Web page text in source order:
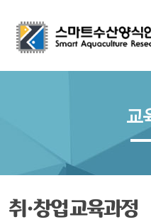
교
취·창업 교육과정